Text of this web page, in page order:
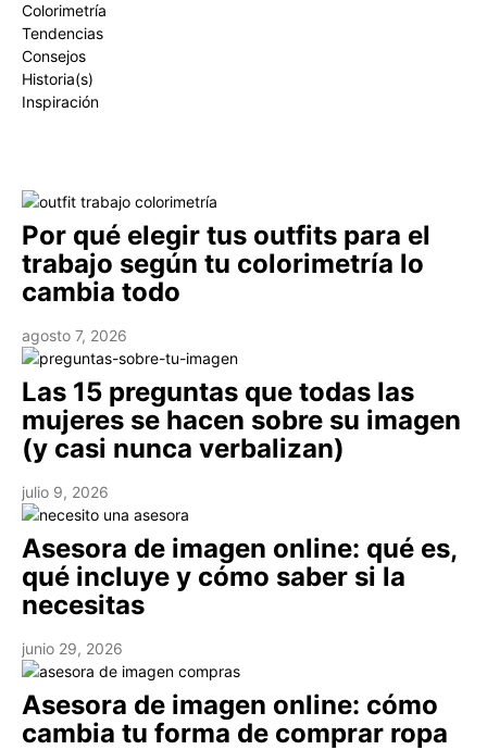
Colorimetría
Tendencias
Consejos
Historia(s)
Inspiración
Por qué elegir tus outfits para el
trabajo según tu colorimetría lo
cambia todo
agosto 7, 2026
Las 15 preguntas que todas las
mujeres se hacen sobre su imagen
(y casi nunca verbalizan)
julio 9, 2026
Asesora de imagen online: qué es,
qué incluye y cómo saber si la
necesitas
junio 29, 2026
Asesora de imagen online: cómo
cambia tu forma de comprar ropa